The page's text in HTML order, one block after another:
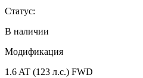
Статус:
В наличии
Модификация
1.6 AT (123 л.с.) FWD